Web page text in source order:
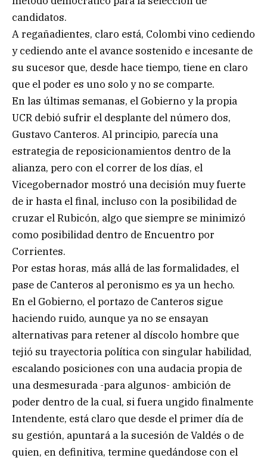
candidatos.
A regañadientes, claro está, Colombi vino cediendo
y cediendo ante el avance sostenido e incesante de
su sucesor que, desde hace tiempo, tiene en claro
que el poder es uno solo y no se comparte.
En las últimas semanas, el Gobierno y la propia
UCR debió sufrir el desplante del número dos,
Gustavo Canteros. Al principio, parecía una
estrategia de reposicionamientos dentro de la
alianza, pero con el correr de los días, el
Vicegobernador mostró una decisión muy fuerte
de ir hasta el final, incluso con la posibilidad de
cruzar el Rubicón, algo que siempre se minimizó
como posibilidad dentro de Encuentro por
Corrientes.
Por estas horas, más allá de las formalidades, el
pase de Canteros al peronismo es ya un hecho.
En el Gobierno, el portazo de Canteros sigue
haciendo ruido, aunque ya no se ensayan
alternativas para retener al díscolo hombre que
tejió su trayectoria política con singular habilidad,
escalando posiciones con una audacia propia de
una desmesurada -para algunos- ambición de
poder dentro de la cual, si fuera ungido finalmente
Intendente, está claro que desde el primer día de
su gestión, apuntará a la sucesión de Valdés o de
quien, en definitiva, termine quedándose con el